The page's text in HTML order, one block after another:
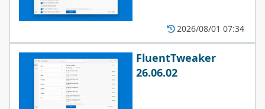
2026/08/01 07:34
FluentTweaker
26.06.02